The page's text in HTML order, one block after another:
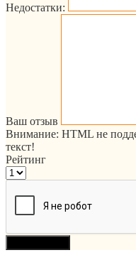
Недостатки:
Ваш отзыв
Внимание: HTML не
текст!
Рейтинг